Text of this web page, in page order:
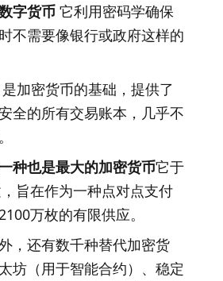
字货币它利用密码学确保
不需要像银行或政府这样的
加密货币的基础，提供了
全的所有交易账本，几乎不
种也是最大的加密货币它于
旨在作为一种点对点支付
万枚的有限供应。
，还有数千种替代加密货
坊（用于智能合约）、稳定